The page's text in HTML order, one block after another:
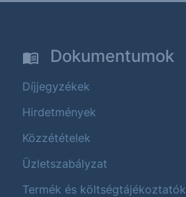
Dokumentumok
Díjjegyzékek
Hirdetmények
Közzétételek
Üzletszabályzat
Termék és költségtájékoztatók